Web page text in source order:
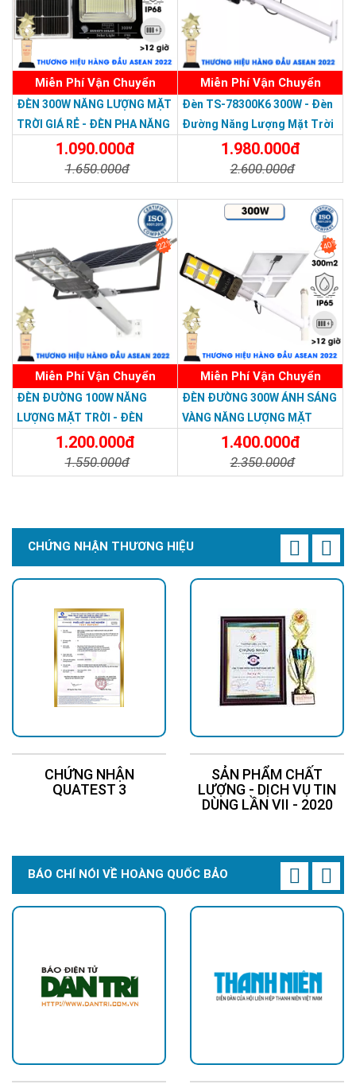
Thương hiệu dẫn đầu Việt Nam 2023
Miễn Phí Vận Chuyển
ĐÈN 300W NĂNG LƯỢNG MẶT
TRỜI GIÁ RẺ - ĐÈN PHA NĂNG
LƯỢNG MẶT TRỜI 300W MẪU
1.090.000đ
1.650.000đ
Miễn Phí Vận Chuyển
Đèn TS-78300K6 300W - Đèn
Đường Năng Lượng Mặt Trời
300W TS-78300K6 - Solar
Light 300W
1.980.000đ
2.600.000đ
22%
Miễn Phí Vận Chuyển
ĐÈN ĐƯỜNG 100W NĂNG
LƯỢNG MẶT TRỜI - ĐÈN
ĐƯỜNG NĂNG LƯỢNG MẶT
TRỜI 100W GIÁ RẺ - Solar
Light 100W
1.200.000đ
1.550.000đ
40%
Miễn Phí Vận Chuyển
ĐÈN ĐƯỜNG 300W ÁNH SÁNG
VÀNG NĂNG LƯỢNG MẶT
TRỜI - Solar Light 300W
1.400.000đ
2.350.000đ
CHỨNG NHẬN THƯƠNG HIỆU
CHỨNG NHẬN
QUATEST 3
SẢN PHẨM CHẤT
LƯỢNG - DỊCH VỤ TIN
DÙNG LẦN VII - 2020
BÁO CHÍ NÓI VỀ HOÀNG QUỐC BẢO